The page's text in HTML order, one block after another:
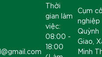
Thời
gian làm
việc:
08:00 -
18:00
Cụm
nghiệp
Quỳnh
Giao,
Minh